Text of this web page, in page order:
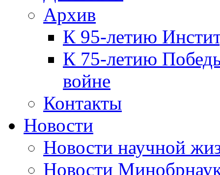
Архив
К 95-летию
К 75-летию
войне
Контакты
Новости
Новости научной
Новости